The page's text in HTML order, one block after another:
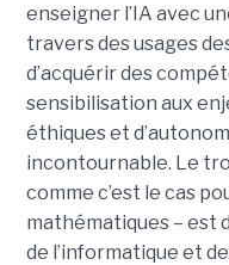
enseigner l’IA avec
travers des usages
d’acquérir des
sensibilisation aux
éthiques et
incontournable. Le
comme c’est le cas
mathématiques – est
de l’informatique et